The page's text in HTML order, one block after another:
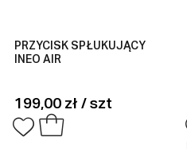
PRZYCISK SPŁUKUJĄCY
INEO AIR
199,00 zł / szt